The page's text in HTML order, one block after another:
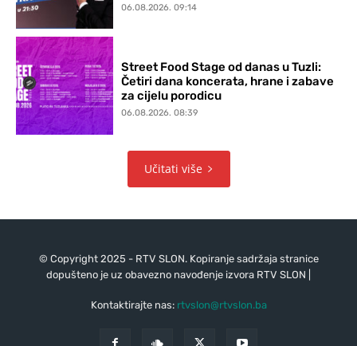
06.08.2026. 09:14
Street Food Stage od danas u Tuzli:
Četiri dana koncerata, hrane i zabave
za cijelu porodicu
06.08.2026. 08:39
Učitati više
© Copyright 2025 - RTV SLON. Kopiranje sadržaja stranice
dopušteno je uz obavezno navođenje izvora RTV SLON |
Kontaktirajte nas: rtvslon@rtvslon.ba